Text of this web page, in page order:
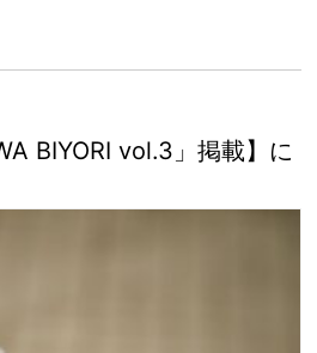
BIYORI vol.3」掲載】に